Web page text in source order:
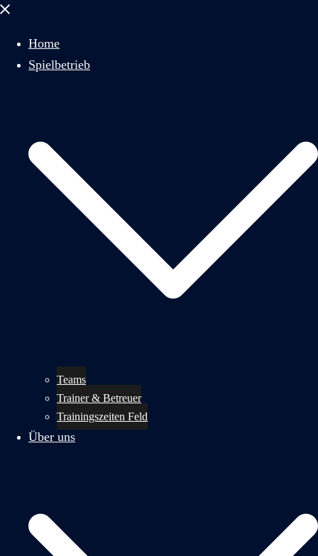
Menü
Home
Spielbetrieb
Teams
Trainer & Betreuer
Trainingszeiten Feld
Über uns